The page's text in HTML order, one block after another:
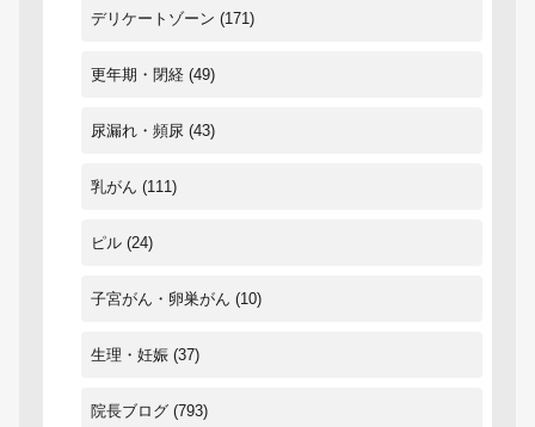
デリケートゾーン (171)
更年期・閉経 (49)
尿漏れ・頻尿 (43)
乳がん (111)
ピル (24)
子宮がん・卵巣がん (10)
生理・妊娠 (37)
院長ブログ (793)